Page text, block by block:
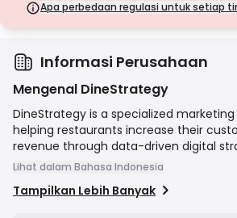
Apa perbedaan regulasi untuk setiap
Dari yurisdiksi dengan pengawasan
asuransi. Meskipun menarik untuk
menimbulkan risiko yang lebih
Informasi Perusahaan
Mengenal DineStrategy
DineStrategy is a specialized
helping restaurants increase their
revenue through data-driven digital
services encompass website design,
social media marketing, and
Lihat dalam Bahasa Indonesia
Tampilkan Lebih Banyak